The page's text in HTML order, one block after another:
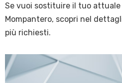
Se vuoi sostituire il tuo
Mompantero, scopri nel
più richiesti.